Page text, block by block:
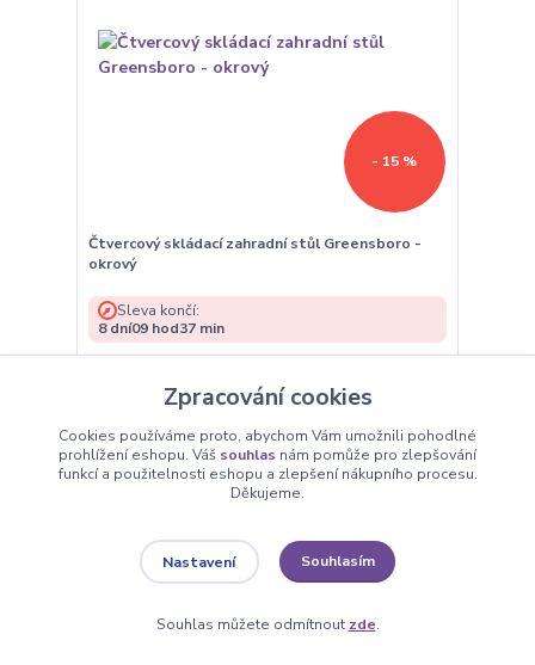
- 15 %
Čtvercový skládací zahradní stůl Greensboro -
okrový
1 869 Kč
1 545 Kč
Skladem - rychlá
expedice 2 ks
Sleva končí:
8 dní09 hod37 min
Přidat do košíku
Zpracování cookies
Cookies používáme proto, abychom Vám umožnili pohodlné
prohlížení eshopu. Váš souhlas nám pomůže pro zlepšování
funkcí a použitelnosti eshopu a zlepšení nákupního procesu.
Děkujeme.
Nastavení Souhlasím
Souhlas můžete odmítnout zde.